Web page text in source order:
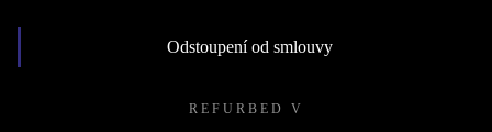
Odstoupení od smlouvy
REFURBED V